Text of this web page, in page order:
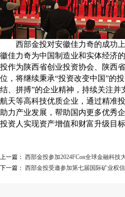
西部金投对安徽佳力奇的成功上
徽佳力奇为中国制造业和实体经济
投作为陕西省创业投资协会、陕西
位，将继续秉承“投资改变中国”的
结、拼搏”的企业精神，持续关注并
航天等高科技优质企业，通过精准
助力产业发展，帮助国内更多优秀
投资人实现资产增值和财富升级目标
上一篇： 西部金投参加2024FCon全球金融科技
下一篇： 西部金投受邀参加第七届国际矿业权